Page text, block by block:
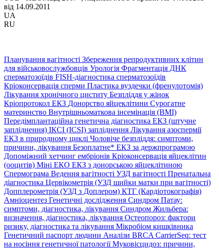
від 14.09.2011
UA
RU
Планування вагітності Збереження репродуктивних клітин
для військовослужбовців Урологія Фрагментація ДНК
сперматозоїдів FISH-діагностика сперматозоїдів
Кріоконсервація сперми Пластика вуздечки (френулотомія)
Лікування хронічного циститу Безпліддя у жінок
Кріопротокол ЕКЗ Донорство яйцеклітини Сурогатне
материнство Внутрішньоматкова інсемінація (ВМІ)
Передімплантаційна генетична діагностика ЕКЗ (штучне
запліднення) ІКСІ (ICSI) запліднення Лікування азоспермії
ЕКЗ в природному циклі Чоловіче безпліддя: симптоми,
причини, лікування Безоплатне* ЕКЗ за держпрограмою
Допоміжний хетчинг ембріонів Кріоконсервація яйцеклітин
(ооцитів) Міні ЕКО ЕКЗ з донорською яйцеклітиною
Спермограма Ведення вагітності УЗД вагітності Пренатальна
діагностика Цервікометрія (УЗД шийки матки при вагітності)
Допплерометрія (УЗД з Доплером) КТГ (Кардіотокографія)
Амніоцентез Генетичні дослідження Синдром Патау:
симптоми, дiагностика, лiкування Синдром Жильбера:
визначення, діагностика, лікування Остеопороз: фактори
ризику, діагностика та лікування Мікробіом кишківника
Генетичний паспорт людини Аналізи BRCA CarrierSeq: тест
на носіння генетичної патологіїМуковісцидоз: причини,